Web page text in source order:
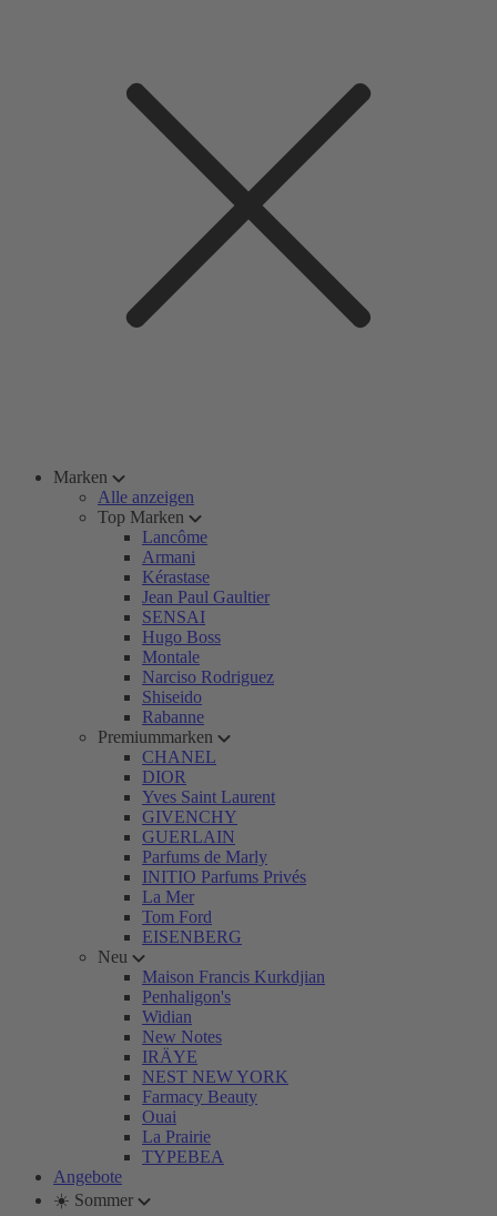
Marken
Alle anzeigen
Top Marken
Lancôme
Armani
Kérastase
Jean Paul Gaultier
SENSAI
Hugo Boss
Montale
Narciso Rodriguez
Shiseido
Rabanne
Premiummarken
CHANEL
DIOR
Yves Saint Laurent
GIVENCHY
GUERLAIN
Parfums de Marly
INITIO Parfums Privés
La Mer
Tom Ford
EISENBERG
Neu
Maison Francis Kurkdjian
Penhaligon's
Widian
New Notes
IRÄYE
NEST NEW YORK
Farmacy Beauty
Ouai
La Prairie
TYPEBEA
Angebote
☀️ Sommer